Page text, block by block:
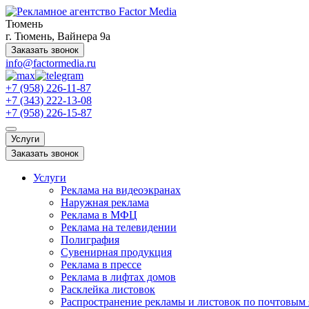
Тюмень
г. Тюмень, Вайнера 9а
Заказать звонок
info@factormedia.ru
+7 (958) 226-11-87
+7 (343) 222-13-08
+7 (958) 226-15-87
Услуги
Заказать звонок
Услуги
Реклама на видеоэкранах
Наружная реклама
Реклама в МФЦ
Реклама на телевидении
Полиграфия
Сувенирная продукция
Реклама в прессе
Реклама в лифтах домов
Расклейка листовок
Распространение рекламы и листовок по